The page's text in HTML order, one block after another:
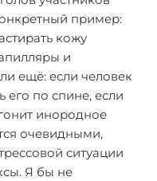
пример:
кожу
и
ещё: если человек
его по спине, если
инородное
очевидными,
ситуации
Я бы не